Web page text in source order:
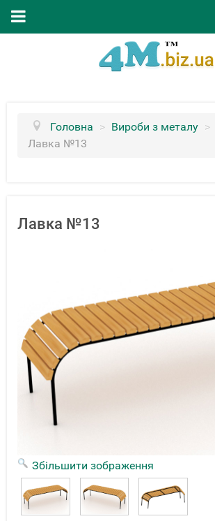
Головна > Вироби з металу >
Лавка №13
Лавка №13
Збільшити зображення